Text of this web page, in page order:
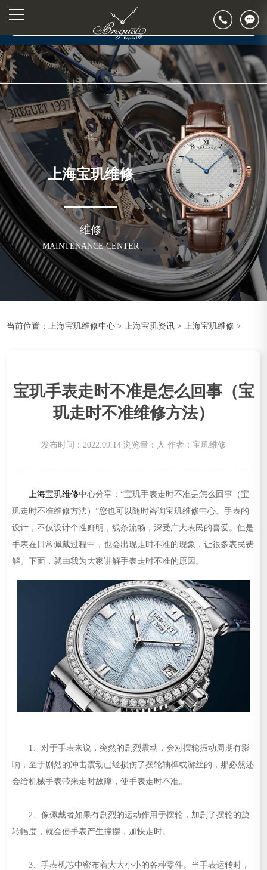
▲
▼
2026年7月宝玑上海市售后服务网络优化升级公告
2026年7月上海市宝玑官方售后客户服务热线：400-886-1507
2026年7月宝玑售后服务中心最新网点地址：
上海市徐汇区虹桥路3号港汇中心2座37层3705室宝玑售后服务中心（需提前预约）
节假日正常营业！
上海宝玑维修
维修
MAINTENANCE CENTER
当前位置： 上海宝玑维修中心 > 上海宝玑资讯 > 上海宝玑维修 >
宝玑手表走时不准是怎么回事（宝
玑走时不准维修方法）
发布时间：2022.09.14 浏览量： 人 作者：宝玑维修
上海宝玑维修中心分享：“宝玑手表走时不准是怎么回事（宝
玑走时不准维修方法）”您也可以随时咨询宝玑维修中心。手表的
设计，不仅设计个性鲜明，线条流畅，深受广大表民的喜爱。但是
手表在日常佩戴过程中，也会出现走时不准的现象，让很多表民费
解。下面，就由我为大家讲解手表走时不准的原因。
1、对于手表来说，突然的剧烈震动，会对摆轮振动周期有影
响，至于剧烈的冲击震动已经损伤了摆轮轴榫或游丝的，那必然还
会给机械手表带来走时故障，使手表走时不准。
2、像佩戴者如果有剧烈的运动作用于摆轮，加剧了摆轮的旋
转幅度，就会使手表产生撞摆，加快走时。
3、手表机芯中密布着大大小小的各种零件。当手表运转时，